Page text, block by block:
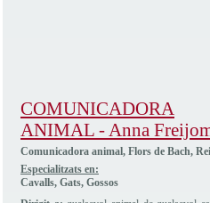
COMUNICADORA
ANIMAL - Anna
Comunicadora animal, Flors de Bach,
Especialitzats en:
Cavalls, Gats, Gossos